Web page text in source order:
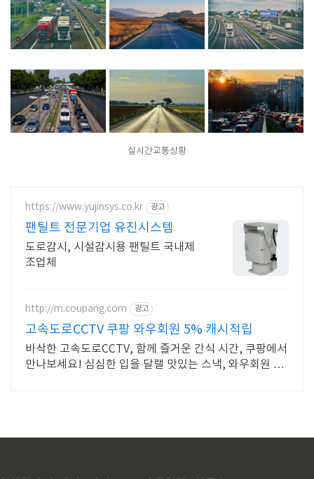
실시간교통상황
https://www.yujinsys.co.kr 광고
팬틸트 전문기업 유진시스템
도로감시, 시설감시용 팬틸트 국내제
조업체
http://m.coupang.com 광고
고속도로CCTV 쿠팡 와우회원 5% 캐시적립
바삭한 고속도로CCTV, 함께 즐거운 간식 시간, 쿠팡에서
만나보세요! 심심한 입을 달랠 맛있는 스낵, 와우회원 무